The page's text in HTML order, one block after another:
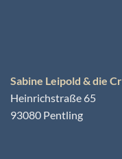
Sabine Leipold & die
Heinrichstraße 65
93080 Pentling